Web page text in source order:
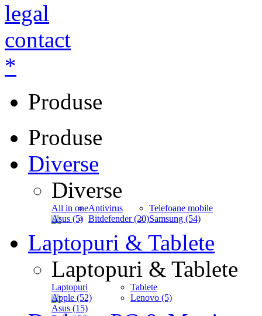
legal
contact
*
Produse
Produse
Diverse
Diverse
All in one
Asus (5)
Antivirus
Bitdefender (20)
Telefoane mobile
Samsung (54)
Laptopuri & Tablete
Laptopuri & Tablete
Laptopuri
Apple (52)
Asus (15)
Tablete
Lenovo (5)